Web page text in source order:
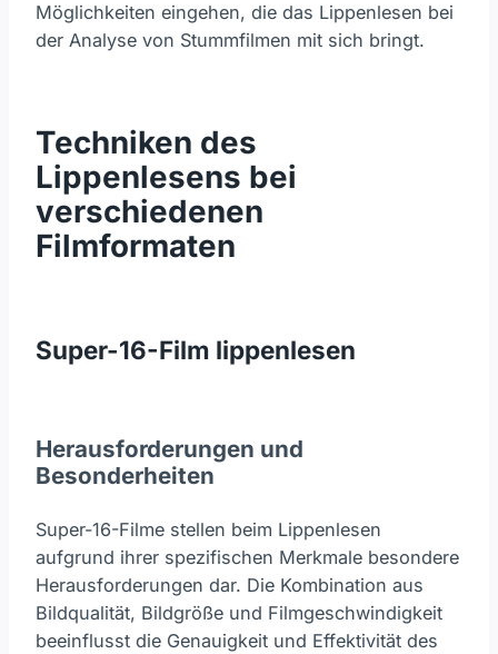
Möglichkeiten eingehen, die das Lippenlesen bei
der Analyse von Stummfilmen mit sich bringt.
Techniken des
Lippenlesens bei
verschiedenen
Filmformaten
Super-16-Film lippenlesen
Herausforderungen und
Besonderheiten
Super-16-Filme stellen beim Lippenlesen
aufgrund ihrer spezifischen Merkmale besondere
Herausforderungen dar. Die Kombination aus
Bildqualität, Bildgröße und Filmgeschwindigkeit
beeinflusst die Genauigkeit und Effektivität des